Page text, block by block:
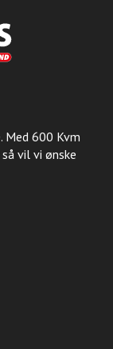
Med 600 Kvm
vil vi ønske